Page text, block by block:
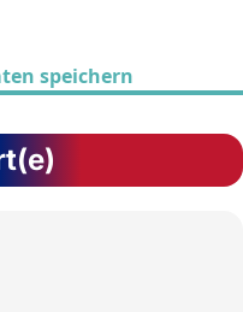
speichern